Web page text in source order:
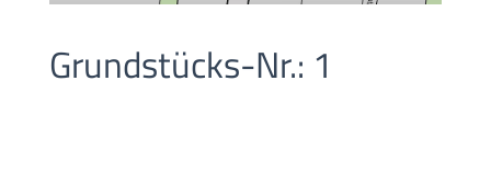
Grundstücks-Nr.: 1